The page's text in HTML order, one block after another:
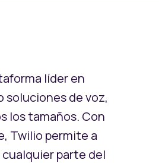
líder en
soluciones de voz,
los tamaños. Con
Twilio permite a
parte del